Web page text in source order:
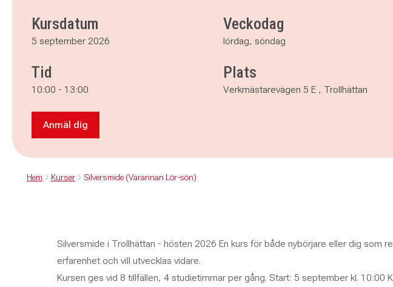
Kursdatum
5 september 2026
Veckodag
lördag, söndag
Tid
10:00 - 13:00
Plats
Verkmästarevägen 5 E , Trollhättan
Anmäl dig till Silversmide (Varannan Lör-sön)
Anmäl dig
Hem Kurser Silversmide (Varannan Lör-sön)
Silversmide i Trollhättan - hösten 2026 En kurs för både nybörjare eller dig som
erfarenhet och vill utvecklas vidare.
Kursen ges vid 8 tillfällen, 4 studietimmar per gång. Start: 5 september kl. 10:00